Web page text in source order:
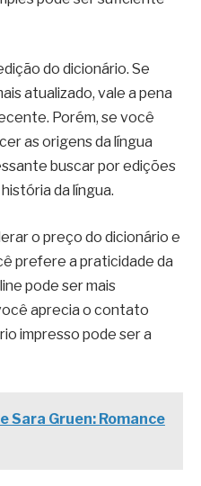
do dicionário. Se
atualizado, vale a pena
Porém, se você
as origens da língua
buscar por edições
da língua.
o preço do dicionário e
prefere a praticidade da
pode ser mais
aprecia o contato
impresso pode ser a
Sara Gruen: Romance